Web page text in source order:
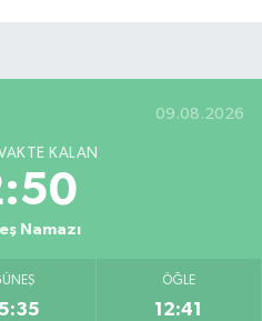
09.08.2026
KALAN
Namazı
ÖĞLE
12:41